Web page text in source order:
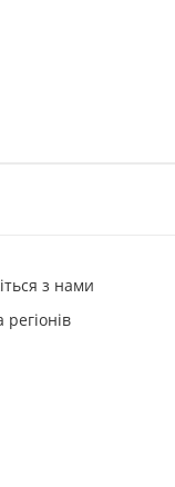
з нами
регіонів